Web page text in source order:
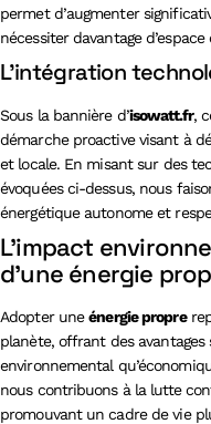
permet d’augmenter
nécessiter davantage
L’intégration
Sous la bannière d’isowatt.fr,
démarche proactive visant à
et locale. En misant sur des
évoquées ci-dessus, nous
énergétique autonome et
L’impact
d’une énergie
Adopter uneénergie propre
planète, offrant des
environnemental
nous contribuons à la lutte
promouvant un cadre de vie